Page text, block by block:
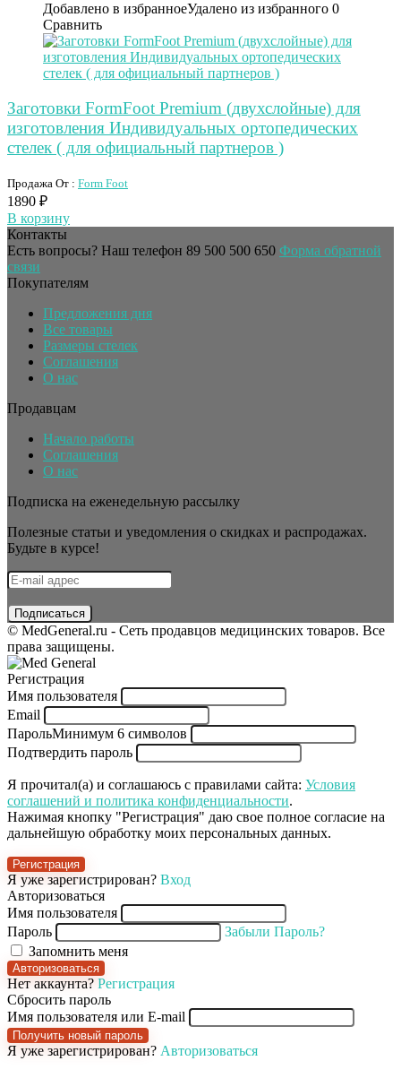
Добавлено в избранноеУдалено из избранного 0
Сравнить
Заготовки FormFoot Premium (двухслойные) для
изготовления Индивидуальных ортопедических
стелек ( для официальный партнеров )
Продажа От : Form Foot
1890 ₽
В корзину
Контакты
Есть вопросы? Наш телефон 89 500 500 650 Форма обратной
связи
Покупателям
Предложения дня
Все товары
Размеры стелек
Соглашения
О нас
Продавцам
Начало работы
Соглашения
О нас
Подписка на еженедельную рассылку
Полезные статьи и уведомления о скидках и распродажах.
Будьте в курсе!
© MedGeneral.ru - Сеть продавцов медицинских товаров. Все
права защищены.
Регистрация
Имя пользователя
Email
ПарольМинимум 6 символов
Подтвердить пароль
Я прочитал(а) и соглашаюсь с правилами сайта: Условия
соглашений и политика конфиденциальности.
Нажимая кнопку "Регистрация" даю свое полное согласие на
дальнейшую обработку моих персональных данных.
Регистрация
Я уже зарегистрирован? Вход
Авторизоваться
Имя пользователя
Пароль
Забыли Пароль?
Запомнить меня
Авторизоваться
Нет аккаунта? Регистрация
Сбросить пароль
Имя пользователя или E-mail
Получить новый пароль
Я уже зарегистрирован? Авторизоваться